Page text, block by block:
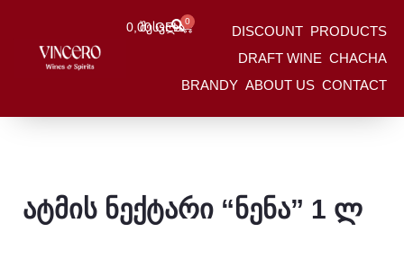
DISCOUNT PRODUCTS
DRAFT WINE CHACHA
BRANDY ABOUT US CONTACT
0,00GEL 0
Შესვლა
HOME /Ატმის Ნექტარი “ნენა” 1 Ლ
/ ატმის ნექტარი “ნენა” 1 ლ
ატმის ნექტარი “ნენა” 1 ლ